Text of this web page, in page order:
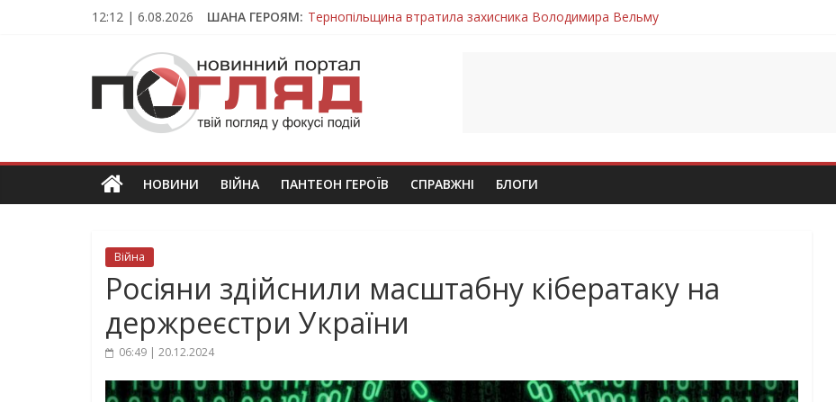
12:12 | 6.08.2026 ШАНА ГЕРОЯМ: Тернопільщина втратила захисника Володимира Вельму
Тернопільщина в скорботі: на щиті повертається воїн Володимир Паламарчук
Під час виконання бойового завдання загинув захисник Юрій Пушкар з Тернопільщини
На війні загинув молодий захисник Дмитро Березко з Тернопільщини
ПОГЛЯД
Новини
Тернополя.
новини
та
НОВИНИ ВІЙНА ПАНТЕОН ГЕРОЇВ СПРАВЖНІ БЛОГИ
Війна
Росіяни здійснили масштабну кібератаку на
держреєстри України
06:49 | 20.12.2024